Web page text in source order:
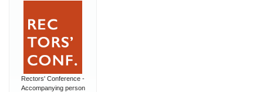
Rectors' Conference -
Accompanying person